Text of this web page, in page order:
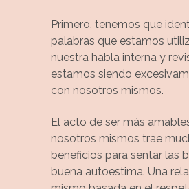
Primero, tenemos que
palabras que estamos
nuestra habla interna y
estamos siendo
con nosotros mismos.
El acto de ser más
nosotros mismos trae
beneficios para sentar las
buena autoestima. Una